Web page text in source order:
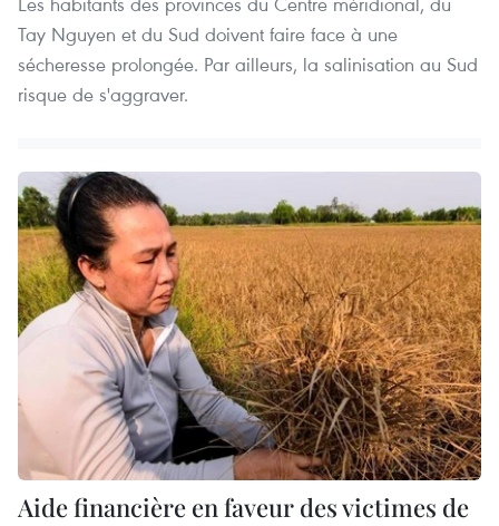
Tay Nguyen et du Sud doivent faire face à une
sécheresse prolongée. Par ailleurs, la salinisation au Sud
risque de s'aggraver.
Aide financière en faveur des victimes de